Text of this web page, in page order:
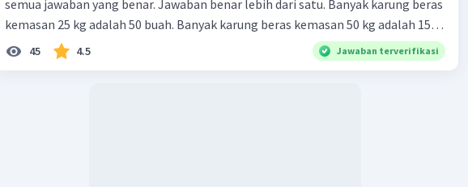
efektif dan efisien, sehingga sistem pengungkit dapat
berfungsi dengan cara yang optimal.
semua jawaban yang benar. Jawaban benar lebih dari satu. Banyak karung beras
kemasan 25 kg adalah 50 buah. Banyak karung beras kemasan 50 kg adalah 150
buah. Total berat beras dalam kemasan 25 kg adalah 2 ton. Perbandingan berat
beras kemasan 25 kg dan 50 kg dalam truk adalah 1: 3. 9. Berdasarkan teks
45 4.5 Jawaban terverifikasi